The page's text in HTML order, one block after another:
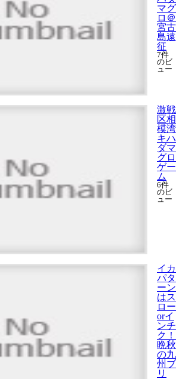
マグ
ロ＠
宮古
島遠
征
7件
のビ
ュー
激戦
区相
模湾
キハ
ダマ
グロ
ゲー
ム
6件
のビ
ュー
イカ
パタ
ーン
はス
ロー
orイ
ンチ
ク！
晩秋
の九
州ブ
リ